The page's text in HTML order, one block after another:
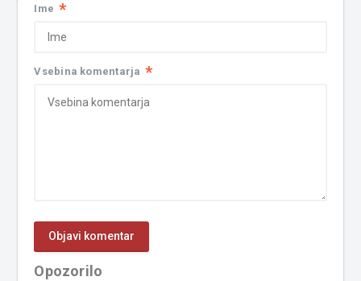
Ime *
Vsebina komentarja *
Opozorilo